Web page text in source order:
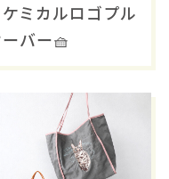
ミカルロゴプル
バー🧺